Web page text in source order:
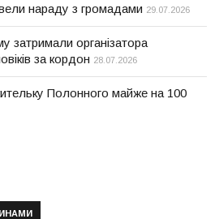
нараду з громадами 29.07.2026
затримали організатора
за кордон 28.07.2026
Полонного майже на 100